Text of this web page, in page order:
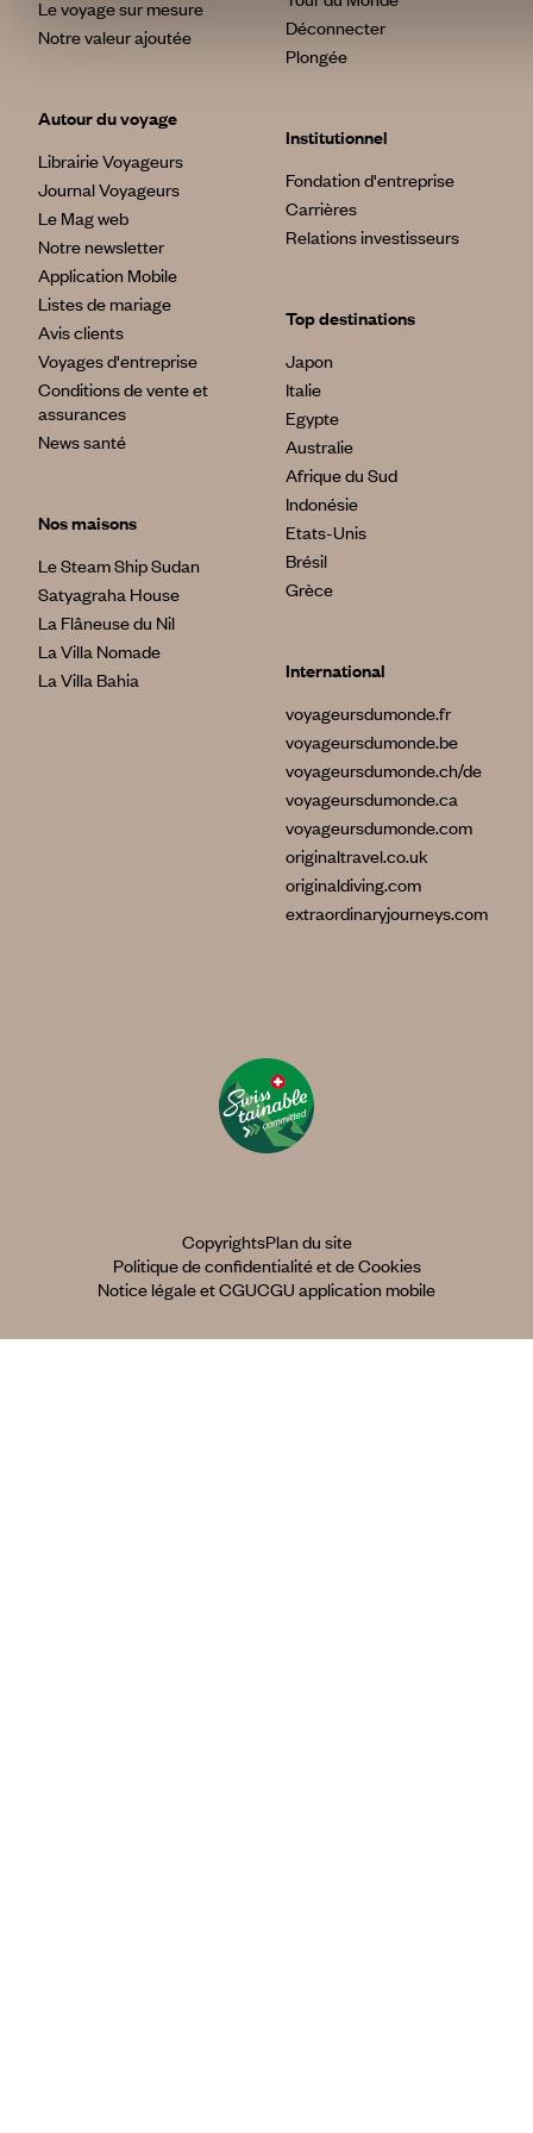
Le voyage sur mesure
Notre valeur ajoutée
Autour du voyage
Librairie Voyageurs
Journal Voyageurs
Le Mag web
Notre newsletter
Application Mobile
Listes de mariage
Avis clients
Voyages d'entreprise
Conditions de vente et
assurances
News santé
Nos maisons
Le Steam Ship Sudan
Satyagraha House
La Flâneuse du Nil
La Villa Nomade
La Villa Bahia
Déconnecter
Plongée
Institutionnel
Fondation d'entreprise
Carrières
Relations investisseurs
Top destinations
Japon
Italie
Egypte
Australie
Afrique du Sud
Indonésie
Etats-Unis
Brésil
Grèce
International
voyageursdumonde.fr
voyageursdumonde.be
voyageursdumonde.ch/de
voyageursdumonde.ca
voyageursdumonde.com
originaltravel.co.uk
originaldiving.com
extraordinaryjourneys.com
CopyrightsPlan du site
Politique de confidentialité et de Cookies
Notice légale et CGUCGU application mobile